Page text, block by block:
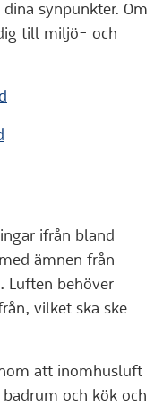
synpunkter. Om
till miljö- och
ifrån bland
ämnen från
Luften behöver
vilket ska ske
att inomhusluft
och kök och